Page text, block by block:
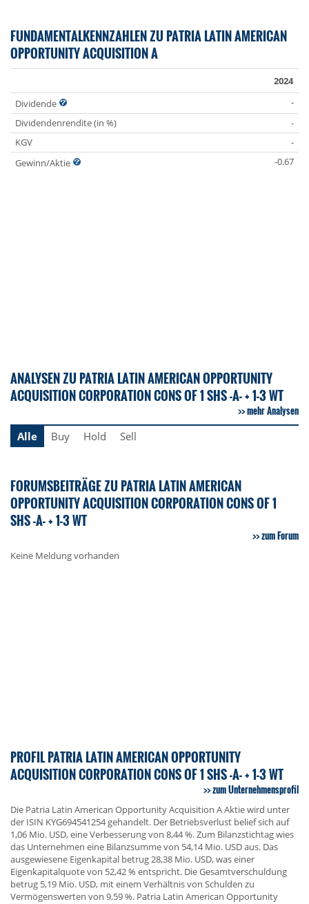
FUNDAMENTALKENNZAHLEN ZU PATRIA LATIN AMERICAN
OPPORTUNITY ACQUISITION A
2024
Dividende
-
Dividendenrendite (in %)
-
KGV
-
Gewinn/Aktie
-0.67
ANALYSEN ZU PATRIA LATIN AMERICAN OPPORTUNITY
ACQUISITION CORPORATION CONS OF 1 SHS -A- + 1-3 WT
mehr Analysen
Alle
Buy Hold Sell
FORUMSBEITRÄGE ZU PATRIA LATIN AMERICAN
OPPORTUNITY ACQUISITION CORPORATION CONS OF 1
SHS -A- + 1-3 WT
zum Forum
Keine Meldung vorhanden
PROFIL PATRIA LATIN AMERICAN OPPORTUNITY
ACQUISITION CORPORATION CONS OF 1 SHS -A- + 1-3 WT
zum Unternehmensprofil
Die Patria Latin American Opportunity Acquisition A Aktie wird unter
der ISIN KYG694541254 gehandelt. Der Betriebsverlust belief sich auf
1,06 Mio. USD, eine Verbesserung von 8,44 %. Zum Bilanzstichtag wies
das Unternehmen eine Bilanzsumme von 54,14 Mio. USD aus. Das
ausgewiesene Eigenkapital betrug 28,38 Mio. USD, was einer
Eigenkapitalquote von 52,42 % entspricht. Die Gesamtverschuldung
betrug 5,19 Mio. USD, mit einem Verhältnis von Schulden zu
Vermögenswerten von 9,59 %. Patria Latin American Opportunity